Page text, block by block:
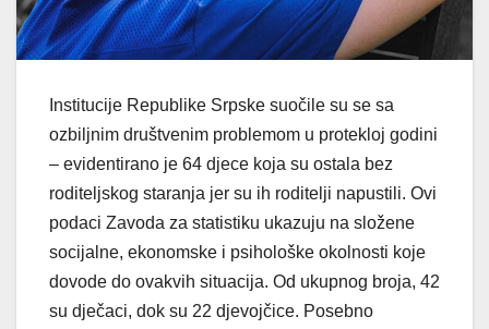
Institucije Republike Srpske suočile su se sa
ozbiljnim društvenim problemom u protekloj godini
– evidentirano je 64 djece koja su ostala bez
roditeljskog staranja jer su ih roditelji napustili. Ovi
podaci Zavoda za statistiku ukazuju na složene
socijalne, ekonomske i psihološke okolnosti koje
dovode do ovakvih situacija. Od ukupnog broja, 42
su dječaci, dok su 22 djevojčice. Posebno